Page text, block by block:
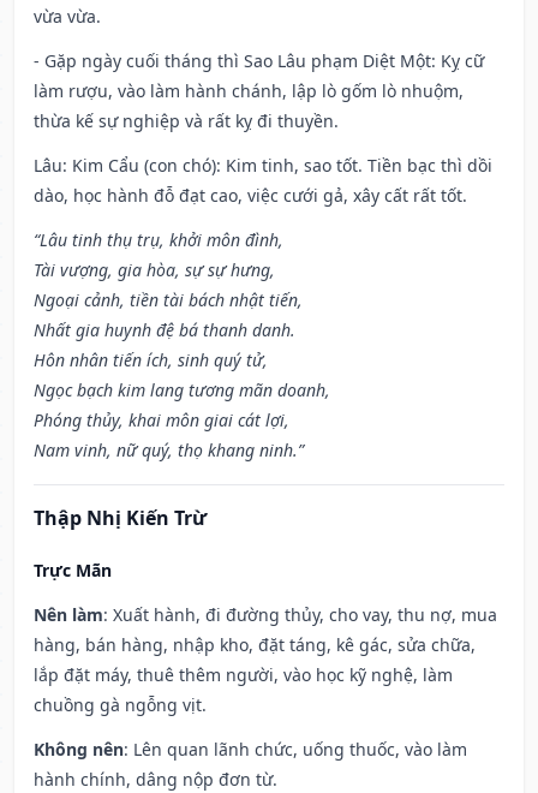
vừa vừa.
- Gặp ngày cuối tháng thì Sao Lâu phạm Diệt Một: Kỵ cữ
làm rượu, vào làm hành chánh, lập lò gốm lò nhuộm,
thừa kế sự nghiệp và rất kỵ đi thuyền.
Lâu: Kim Cẩu (con chó): Kim tinh, sao tốt. Tiền bạc thì dồi
dào, học hành đỗ đạt cao, việc cưới gả, xây cất rất tốt.
“Lâu tinh thụ trụ, khởi môn đình,
Tài vượng, gia hòa, sự sự hưng,
Ngoại cảnh, tiền tài bách nhật tiến,
Nhất gia huynh đệ bá thanh danh.
Hôn nhân tiến ích, sinh quý tử,
Ngọc bạch kim lang tương mãn doanh,
Phóng thủy, khai môn giai cát lợi,
Nam vinh, nữ quý, thọ khang ninh.”
Thập Nhị Kiến Trừ
Trực Mãn
Nên làm: Xuất hành, đi đường thủy, cho vay, thu nợ, mua
hàng, bán hàng, nhập kho, đặt táng, kê gác, sửa chữa,
lắp đặt máy, thuê thêm người, vào học kỹ nghệ, làm
chuồng gà ngỗng vịt.
Không nên: Lên quan lãnh chức, uống thuốc, vào làm
hành chính, dâng nộp đơn từ.